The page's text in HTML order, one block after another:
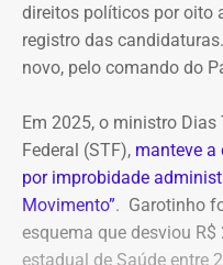
direitos políticos por oito
registro das
novo, pelo comando do
Em 2025, o ministro
Federal (STF), manteve a
por improbidade
Movimento”. Garotinho
esquema que desviou
estadual de Saúde entre